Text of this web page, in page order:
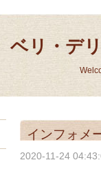
ベリ・デ
インフォメ
2020-11-24